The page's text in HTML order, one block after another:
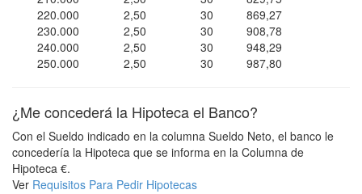
220.000
2,50 30
869,27
230.000
2,50 30
908,78
240.000
2,50 30
948,29
250.000
2,50 30 987,80
¿Me concederá la Hipoteca el Banco?
Con el Sueldo indicado en la columna Sueldo Neto, el banco le
concedería la Hipoteca que se informa en la Columna de
Hipoteca €.
Ver Requisitos Para Pedir Hipotecas